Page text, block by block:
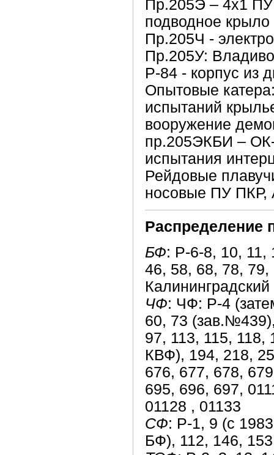
Пр.205Э – 4х1
подводное крыло
Пр.205Ч -
Пр.205У:
Р-84 - корпус из
Опытовые
испытаний
вооружение
пр.205ЭКБИ –
испытания
Рейдовые
носовые ПУ ПКР,
Распределение
БФ: Р-6-8, 10, 11,
46, 58, 68, 78,
ЧФ: ЧФ: Р-4
60, 73
97, 113, 115, 118,
КВФ), 194, 218,
676, 677, 678,
695, 696, 697,
01128 , 01133
СФ: Р-1, 9 (с
БФ), 112, 146,